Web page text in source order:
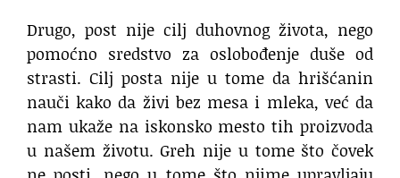
Drugo, post nije cilj duhovnog života, nego
pomoćno sredstvo za oslobođenje duše od
strasti. Cilj posta nije u tome da hrišćanin
nauči kako da živi bez mesa i mleka, već da
nam ukaže na iskonsko mesto tih proizvoda
u našem životu. Greh nije u tome što čovek